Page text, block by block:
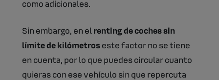
como adicionales.
Sin embargo, en elrenting de coches sin
límite de kilómetroseste factor no se tiene
en cuenta, por lo que puedes circular cuanto
quieras con ese vehículo sin que repercuta